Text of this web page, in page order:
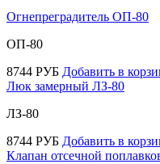
Огнепреградитель ОП-80
ОП-80
8744 РУБ Добавить в
Люк замерный ЛЗ-80
ЛЗ-80
8744 РУБ Добавить в
Клапан отсечной